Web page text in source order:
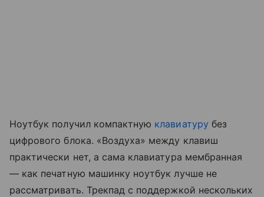
Ноутбук получил компактную клавиатуру без
цифрового блока. «Воздуха» между клавиш
практически нет, а сама клавиатура мембранная
— как печатную машинку ноутбук лучше не
рассматривать. Трекпад с поддержкой нескольких